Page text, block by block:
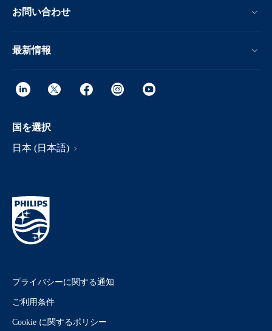
お問い合わせ
最新情報
国を選択
日本 (日本語)
プライバシーに関する通知
ご利用条件
Cookie に関するポリシー